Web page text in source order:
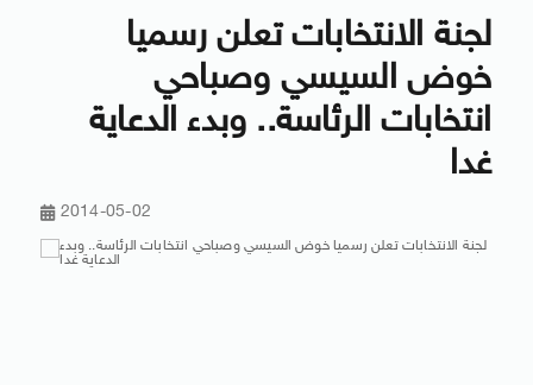
لجنة الانتخابات تعلن رسميا
خوض السيسي وصباحي
انتخابات الرئاسة.. وبدء الدعاية
غدا
2014-05-02